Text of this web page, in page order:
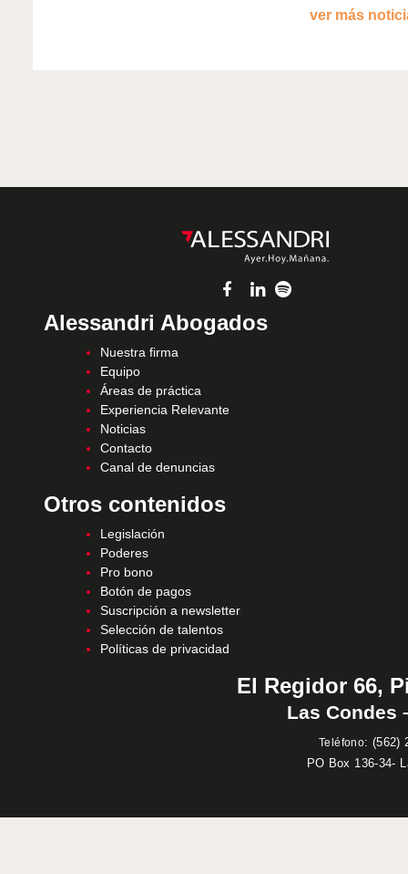
ver más
Alessandri Abogados
Nuestra firma
Equipo
Áreas de práctica
Experiencia Relevante
Noticias
Contacto
Canal de denuncias
Otros contenidos
Legislación
Poderes
Pro bono
Botón de pagos
Suscripción a newsletter
Selección de talentos
Políticas de privacidad
El Regidor 66,
Las Condes
Teléfono: (562)
PO Box 136-34-